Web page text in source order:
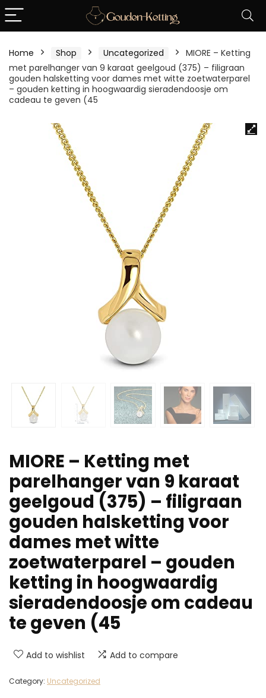
Home Shop Uncategorized
MIORE – Ketting
met parelhanger van 9 karaat geelgoud (375) – filigraan
gouden halsketting voor dames met witte zoetwaterparel
– gouden ketting in hoogwaardig sieradendoosje om
cadeau te geven (45
MIORE – Ketting met
parelhanger van 9 karaat
geelgoud (375) – filigraan
gouden halsketting voor
dames met witte
zoetwaterparel – gouden
ketting in hoogwaardig
sieradendoosje om cadeau
te geven (45
Add to wishlist Add to compare
Category: Uncategorized